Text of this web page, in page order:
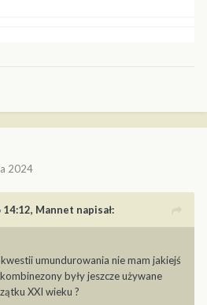
2024
Mannet napisał:
umundurowania nie mam jakiejś
były jeszcze używane
XXI wieku ?